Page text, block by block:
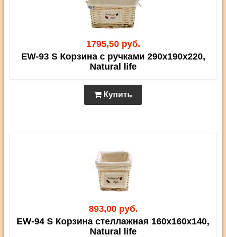
1795,50 руб.
EW-93 S Корзина с ручками 290х190х220,
Natural life
Купить
893,00 руб.
EW-94 S Корзина стеллажная 160х160х140,
Natural life